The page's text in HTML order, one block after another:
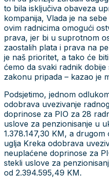
to bila isključiva obaveza
kompanija, Vlada je na
ovim radnicima omogući
prava, jer bi u suprotnom
zaostalih plata i prava na
je naš prioritet, a tako će
ćemo da svaki radnik
zakonu pripada – kazao je
Podsjetimo, jednom
odobrava uvezivanje
doprinose za PIO za 28
uslove za penzionisanje u
1.378.147,30 KM, a
uglja Kreka odobrava
neuplaćene doprinose za
stekli uslove za
od 2.394.595,49 KM.